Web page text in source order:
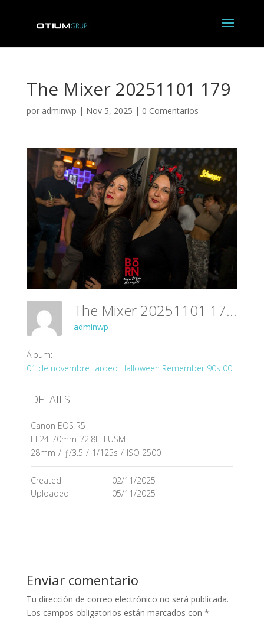
The Mixer 20251101 179
por adminwp | Nov 5, 2025 | 0 Comentarios
The Mixer 20251101 179
adminwp
Álbum:
01 de novembre tardeo Halloween Remember 90s 00s
DETAILS
Canon EOS R5
EF24-70mm f/2.8L II USM
28mm / ƒ/3.5 / 1/125s / ISO 2500
Created
02/11/2025
Uploaded
05/11/2025
Enviar comentario
Tu dirección de correo electrónico no será publicada.
Los campos obligatorios están marcados con *